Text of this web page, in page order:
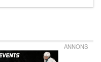
ANNONS